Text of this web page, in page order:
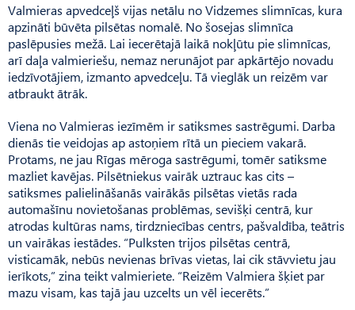
Valmieras apvedceļš vijas netālu no Vidzemes slimnīcas, kura
apzināti būvēta pilsētas nomalē. No šosejas slimnīca
paslēpusies mežā. Lai iecerētajā laikā nokļūtu pie slimnīcas,
arī daļa valmieriešu, nemaz nerunājot par apkārtējo novadu
iedzīvotājiem, izmanto apvedceļu. Tā vieglāk un reizēm var
atbraukt ātrāk.
Viena no Valmieras iezīmēm ir satiksmes sastrēgumi. Darba
dienās tie veidojas ap astoņiem rītā un pieciem vakarā.
Protams, ne jau Rīgas mēroga sastrēgumi, tomēr satiksme
mazliet kavējas. Pilsētniekus vairāk uztrauc kas cits –
satiksmes palielināšanās vairākās pilsētas vietās rada
automašīnu novietošanas problēmas, sevišķi centrā, kur
atrodas kultūras nams, tirdzniecības centrs, pašvaldība, teātris
un vairākas iestādes. “Pulksten trijos pilsētas centrā,
visticamāk, nebūs nevienas brīvas vietas, lai cik stāvvietu jau
ierīkots,” zina teikt valmieriete. “Reizēm Valmiera šķiet par
mazu visam, kas tajā jau uzcelts un vēl iecerēts.”